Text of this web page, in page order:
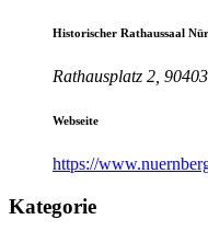
Historischer Rathaussaal
Rathausplatz 2,
Webseite
https://
Kategorie